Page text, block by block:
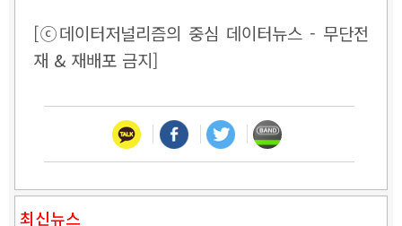
[ⓒ데이터저널리즘의 중심 데이터뉴스 - 무단전
재 & 재배포 금지]
최신뉴스